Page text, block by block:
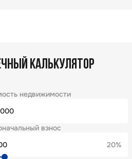
КАЛЬКУЛЯТОР
недвижимости
взнос
20%